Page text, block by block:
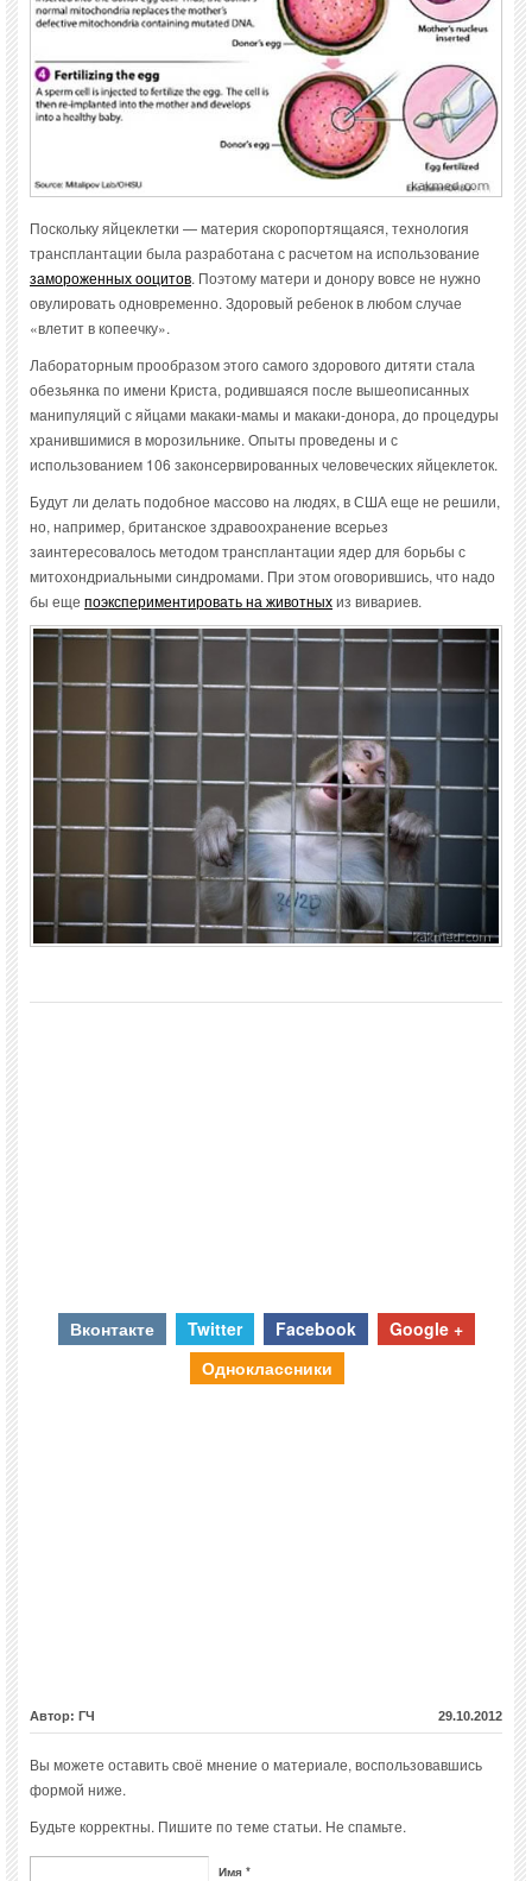
Поскольку яйцеклетки — материя скоропортящаяся, технология
трансплантации была разработана с расчетом на использование
замороженных ооцитов. Поэтому матери и донору вовсе не нужно
овулировать одновременно. Здоровый ребенок в любом случае
«влетит в копеечку».
Лабораторным прообразом этого самого здорового дитяти стала
обезьянка по имени Криста, родившаяся после вышеописанных
манипуляций с яйцами макаки-мамы и макаки-донора, до процедуры
хранившимися в морозильнике. Опыты проведены и с
использованием 106 законсервированных человеческих яйцеклеток.
Будут ли делать подобное массово на людях, в США еще не решили,
но, например, британское здравоохранение всерьез
заинтересовалось методом трансплантации ядер для борьбы с
митохондриальными синдромами. При этом оговорившись, что надо
бы еще поэкспериментировать на животныхиз вивариев.
Вконтакте Twitter Facebook
Google +
Одноклассники
Автор: ГЧ 29.10.2012
Вы можете оставить своё мнение о материале, воспользовавшись
формой ниже.
Будьте корректны. Пишите по теме статьи. Не спамьте.
Имя *